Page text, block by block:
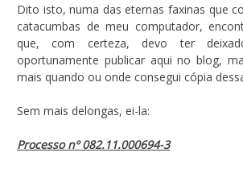
Dito isto, numa das eternas faxinas que
catacumbas de meu computador,
que, com certeza, devo ter
oportunamente publicar aqui no blog,
mais quando ou onde consegui cópia
Sem mais delongas, ei-la:
Processo nº 082.11.000694-3